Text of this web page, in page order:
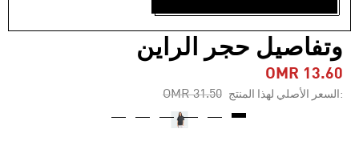
TEAMGEIST بمظهر مغسول
وتفاصيل حجر الراين
OMR 13.60
:السعر الأصلي لهذا المنتج Price reduced from
OMR 31.50
to